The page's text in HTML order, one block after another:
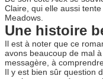
Claire, qui elle aussi tente
Meadows.
Une histoire
Il est à noter que ce
avons beaucoup de mal
messagère, à
Il y est bien sûr question